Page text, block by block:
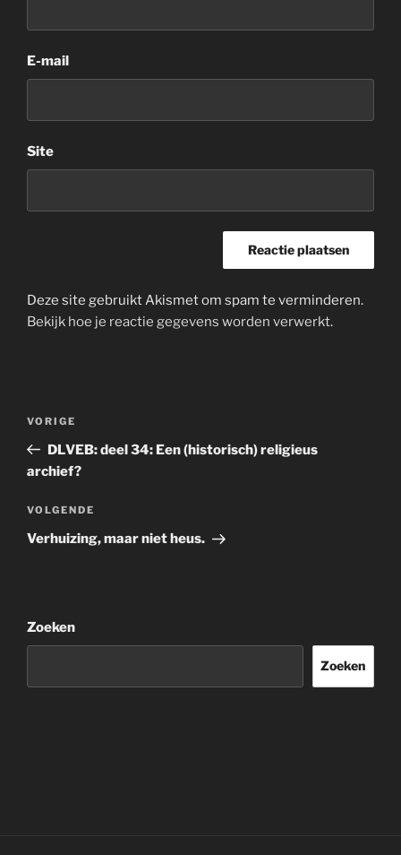
E-mail
Site
Deze site gebruikt Akismet om spam te verminderen.
Bekijk hoe je reactie gegevens worden verwerkt.
Vorig
bericht
VORIGE
DLVEB: deel 34: Een (historisch) religieus
archief?
Volgend
bericht
VOLGENDE
Verhuizing, maar niet heus.
Zoeken
Zoeken